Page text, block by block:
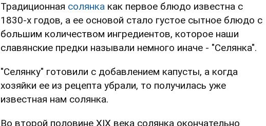
Традиционная солянка как первое блюдо известна с
1830-х годов, а ее основой стало густое сытное блюдо с
большим количеством ингредиентов, которое наши
славянские предки называли немного иначе - "Селянка".
"Селянку" готовили с добавлением капусты, а когда
хозяйки ее из рецепта убрали, то получилась уже
известная нам солянка.
Во второй половине XIX века солянка окончательно